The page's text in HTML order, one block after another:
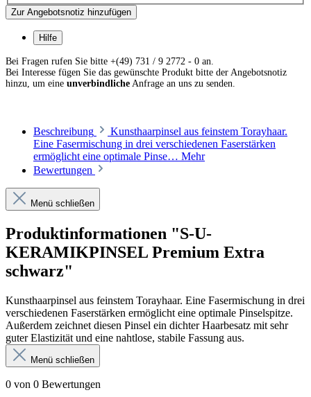
Zur Angebotsnotiz hinzufügen
Hilfe
Bei Fragen rufen Sie bitte +(49) 731 / 9 2772 - 0 an.
Bei Interesse fügen Sie das gewünschte Produkt bitte der Angebotsnotiz
hinzu, um eine unverbindliche Anfrage an uns zu senden.
Beschreibung
Kunsthaarpinsel aus feinstem Torayhaar.
Eine Fasermischung in drei verschiedenen Faserstärken
ermöglicht eine optimale Pinse… Mehr
Bewertungen
Menü schließen
Produktinformationen "S-U-
KERAMIKPINSEL Premium Extra
schwarz"
Kunsthaarpinsel aus feinstem Torayhaar. Eine Fasermischung in drei
verschiedenen Faserstärken ermöglicht eine optimale Pinselspitze.
Außerdem zeichnet diesen Pinsel ein dichter Haarbesatz mit sehr
guter Elastizität und eine nahtlose, stabile Fassung aus.
Menü schließen
0 von 0 Bewertungen